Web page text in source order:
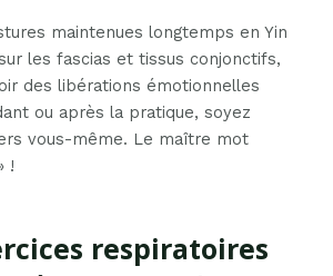
maintenues longtemps en Yin
les fascias et tissus conjonctifs,
des libérations émotionnelles
ou après la pratique, soyez
vous-même. Le maître mot
!
respiratoires